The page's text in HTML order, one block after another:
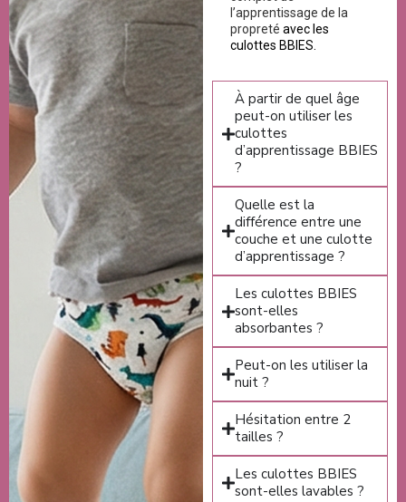
l’apprentissage de la
propreté avec les
culottes BBIES.
À partir de quel âge
peut-on utiliser les
culottes
d’apprentissage BBIES
?
Quelle est la
différence entre une
couche et une culotte
d’apprentissage ?
Les culottes BBIES
sont-elles
absorbantes ?
Peut-on les utiliser la
nuit ?
Hésitation entre 2
tailles ?
Les culottes BBIES
sont-elles lavables ?